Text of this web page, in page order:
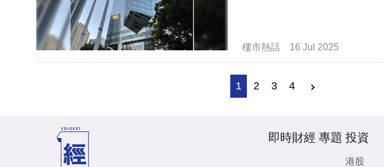
樓市熱話 16 Jul 2025
1 2 3
4
即時財經 專題 投資
港股